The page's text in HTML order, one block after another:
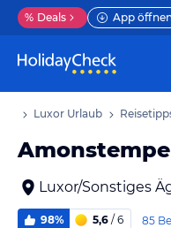
% Deals App
Luxor Urlaub
Luxor/Sonstiges
98% 5,6 / 6 85